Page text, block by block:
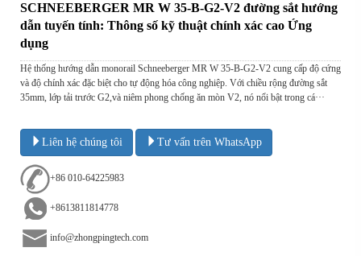
SCHNEEBERGER MR W 35-B-G2-V2 đường sắt hướng
dẫn tuyến tính: Thông số kỹ thuật chính xác cao Ứng
dụng
Hệ thống hướng dẫn monorail Schneeberger MR W 35-B-G2-V2 cung cấp độ cứng
và độ chính xác đặc biệt cho tự động hóa công nghiệp. Với chiều rộng đường sắt
35mm, lớp tải trước G2,và niêm phong chống ăn mòn V2, nó nổi bật trong cá···
Liên hệ chúng tôi Tư vấn trên WhatsApp
+86 010-64225983
+8613811814778
info@zhongpingtech.com